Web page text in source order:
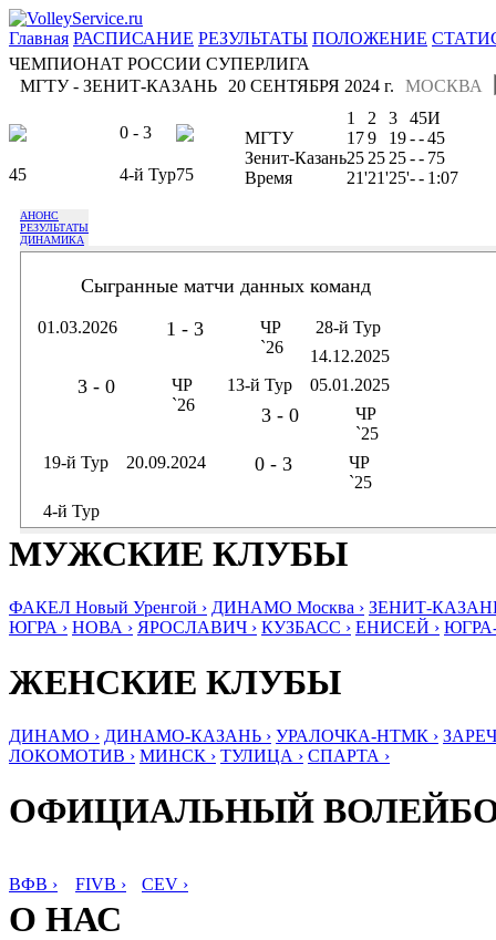
Главная РАСПИСАНИЕ РЕЗУЛЬТАТЫ ПОЛОЖЕНИЕ
ЧЕМПИОНАТ РОССИИ СУПЕРЛИГА
МГТУ - ЗЕНИТ-КАЗАНЬ
МОСКВА
20 СЕНТЯБРЯ 2024 г.
0 - 3
45 4-й Тур75
1 2 3 45И
МГТУ
179 19--45
Зенит-Казань25 25 25-- 75
Время
21'21'25'-- 1:07
АНОНС
РЕЗУЛЬТАТЫ
ДИНАМИКА
Сыгранные матчи данных команд
01.03.2026 1 - 3
ЧР
`26
28-й Тур
14.12.2025
3 - 0
ЧР
`26
13-й Тур 05.01.2025
3 - 0
ЧР
`25
19-й Тур
20.09.2024 0 - 3
ЧР
`25
4-й Тур
МУЖСКИЕ КЛУБЫ
ФАКЕЛ Новый Уренгой › ДИНАМО Москва › ЗЕНИТ-
ЮГРА › НОВА › ЯРОСЛАВИЧ › КУЗБАСС › ЕНИСЕЙ ›
ЖЕНСКИЕ КЛУБЫ
ДИНАМО › ДИНАМО-КАЗАНЬ › УРАЛОЧКА-НТМК ›
ЛОКОМОТИВ › МИНСК › ТУЛИЦА › СПАРТА ›
ОФИЦИАЛЬНЫЙ
ВФВ › FIVB › CEV ›
О НАС